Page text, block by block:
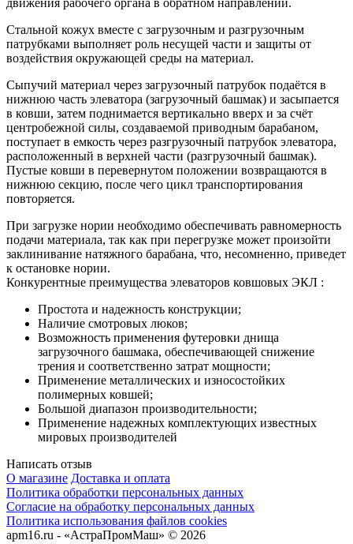
Стальной кожух вместе с загрузочным и разгрузочным
патрубками выполняет роль несущей части и защиты от
воздействия окружающей среды на материал.
Сыпучий материал через загрузочный патрубок подаётся в
нижнюю часть элеватора (загрузочный башмак) и засыпается
в ковши, затем поднимается вертикально вверх и за счёт
центробежной силы, создаваемой приводным барабаном,
поступает в емкость через разгрузочный патрубок элеватора,
расположенный в верхней части (разгрузочный башмак).
Пустые ковши в перевернутом положении возвращаются в
нижнюю секцию, после чего цикл транспортирования
повторяется.
При загрузке нории необходимо обеспечивать равномерность
подачи материала, так как при перегрузке может произойти
заклинивание натяжного барабана, что, несомненно, приведет
к остановке нории.
Конкурентные преимущества элеваторов ковшовых ЭКЛ :
Простота и надежность конструкции;
Наличие смотровых люков;
Возможность применения футеровки днища
загрузочного башмака, обеспечивающей снижение
трения и соответственно затрат мощности;
Применение металлических и износостойких
полимерных ковшей;
Большой диапазон производительности;
Применение надежных комплектующих известных
мировых производителей
Написать отзыв
О магазине Доставка и оплата
Политика обработки персональных данных
Согласие на обработку персональных данных
Политика использования файлов cookies
apm16.ru - «АстраПромМаш» © 2026